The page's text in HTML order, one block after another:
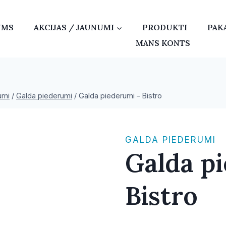
AKCIJAS / JAUNUMI PRODUKTI
MANS KONTS
/ Galda piederumi / Galda piederumi – Bistro
GALDA PIEDERUMI
Galda
Bistro